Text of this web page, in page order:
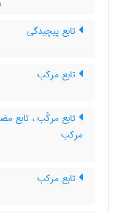
تابع پیچیدگی
تابع مرکب
تابع مرکّب ، تابع
مرکب
تابع مرکب